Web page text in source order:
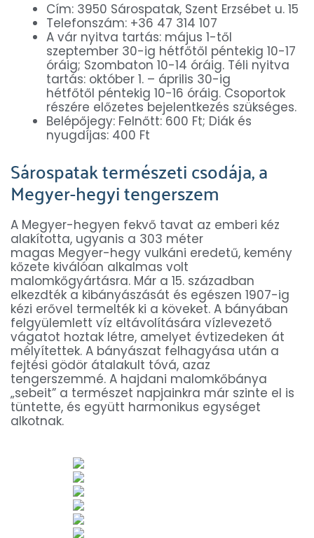
Cím: 3950 Sárospatak, Szent Erzsébet u. 15
Telefonszám: +36 47 314 107
A vár nyitva tartás: május 1-től
szeptember 30-ig hétfőtől péntekig 10-17
óráig; Szombaton 10-14 óráig. Téli nyitva
tartás: október 1. – április 30-ig
hétfőtől péntekig 10-16 óráig. Csoportok
részére előzetes bejelentkezés szükséges.
Belépőjegy: Felnőtt: 600 Ft; Diák és
nyugdíjas: 400 Ft
Sárospatak természeti csodája, a
Megyer-hegyi tengerszem
A Megyer-hegyen fekvő tavat az emberi kéz
alakította, ugyanis a 303 méter
magas Megyer-hegy vulkáni eredetű, kemény
kőzete kiválóan alkalmas volt
malomkőgyártásra. Már a 15. században
elkezdték a kibányászását és egészen 1907-ig
kézi erővel termelték ki a köveket. A bányában
felgyülemlett víz eltávolítására vízlevezető
vágatot hoztak létre, amelyet évtizedeken át
mélyítettek. A bányászat felhagyása után a
fejtési gödör átalakult tóvá, azaz
tengerszemmé. A hajdani malomkőbánya
„sebeit” a természet napjainkra már szinte el is
tüntette, és együtt harmonikus egységet
alkotnak.